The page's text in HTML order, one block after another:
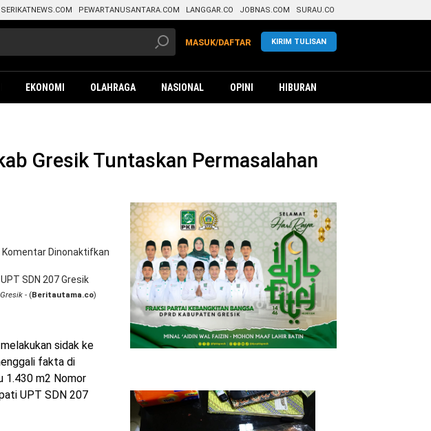
SERIKATNEWS.COM PEWARTANUSANTARA.COM LANGGAR.CO JOBNAS.COM SURAU.CO
KIRIM TULISAN
MASUK/DAFTAR
EKONOMI OLAHRAGA NASIONAL OPINI HIBURAN
Gresik Tuntaskan Permasalahan
Komentar Dinonaktifkan pada
Komisi
Desak
Pemdes
Sidoraharjo
Pemkab
Gresik
- (Beritautama.co)
sidak ke
fakta di
1.430 m2 Nomor
UPT SDN 207